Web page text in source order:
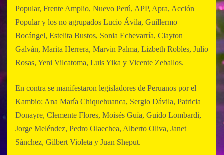
Popular, Frente Amplio, Nuevo Perú, APP, Apra, Acción
Popular y los no agrupados Lucio Ávila, Guillermo
Bocángel, Estelita Bustos, Sonia Echevarría, Clayton
Galván, Marita Herrera, Marvin Palma, Lizbeth Robles, Julio
Rosas, Yeni Vilcatoma, Luis Yika y Vicente Zeballos.
En contra se manifestaron legisladores de Peruanos por el
Kambio: Ana María Chiquehuanca, Sergio Dávila, Patricia
Donayre, Clemente Flores, Moisés Guía, Guido Lombardi,
Jorge Meléndez, Pedro Olaechea, Alberto Oliva, Janet
Sánchez, Gilbert Violeta y Juan Sheput.